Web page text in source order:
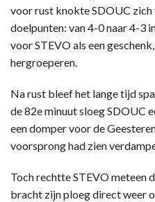
voor rust knokte SDOUC
doelpunten: van 4-0 naar 4-3
voor STEVO als een
hergroeperen.
Na rust bleef het lange tijd
de 82e minuut sloeg SDOUC
een domper voor de
voorsprong had zien
Toch rechtte STEVO meteen
bracht zijn ploeg direct weer